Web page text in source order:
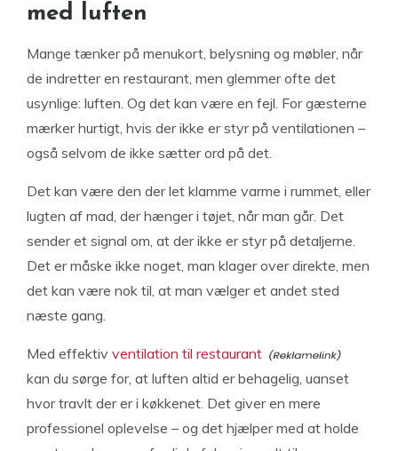
med luften
Mange tænker på menukort, belysning og møbler, når
de indretter en restaurant, men glemmer ofte det
usynlige: luften. Og det kan være en fejl. For gæsterne
mærker hurtigt, hvis der ikke er styr på ventilationen –
også selvom de ikke sætter ord på det.
Det kan være den der let klamme varme i rummet, eller
lugten af mad, der hænger i tøjet, når man går. Det
sender et signal om, at der ikke er styr på detaljerne.
Det er måske ikke noget, man klager over direkte, men
det kan være nok til, at man vælger et andet sted
næste gang.
Med effektiv ventilation til restaurant
kan du sørge for, at luften altid er behagelig, uanset
hvor travlt der er i køkkenet. Det giver en mere
professionel oplevelse – og det hjælper med at holde